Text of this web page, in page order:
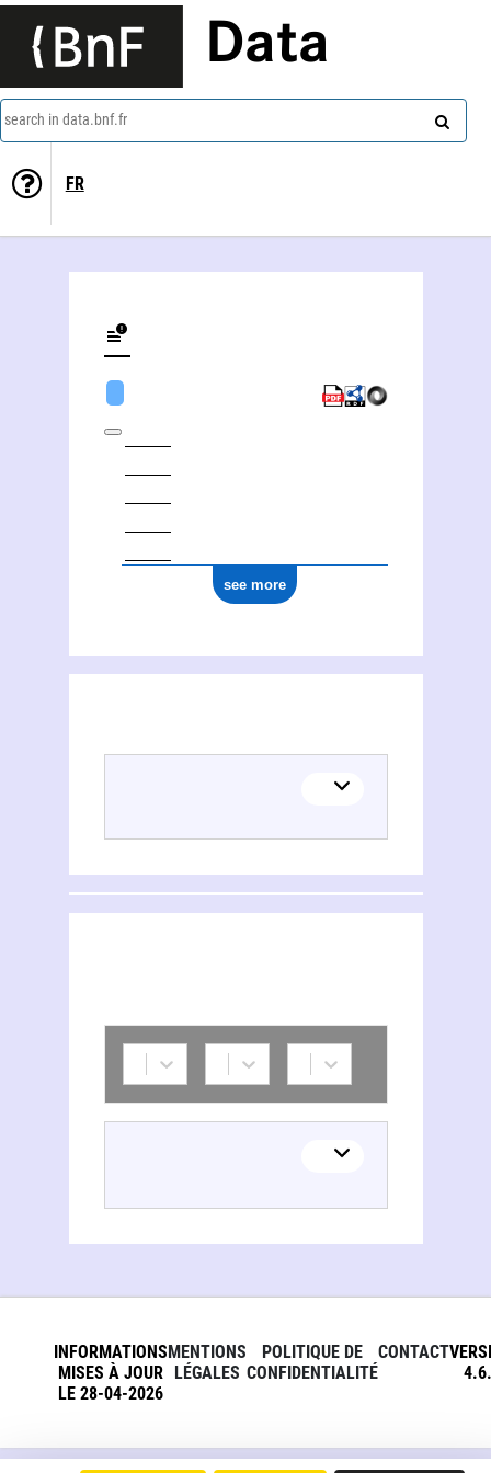
Data
search in data.bnf.fr
FR
see more
INFORMATIONS
MISES À JOUR
LE 28-04-2026
MENTIONS
LÉGALES
POLITIQUE DE
CONFIDENTIALITÉ
CONTACT